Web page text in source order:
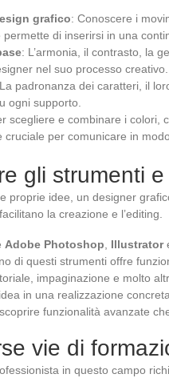
grafico: Conoscere i
di inserirsi in una
: L’armonia, il contrasto, la
nel suo processo creativo.
padronanza dei caratteri, il
ogni supporto.
scegliere e combinare i colori,
cruciale per comunicare in
gli strumenti
proprie idee, un designer
la creazione e l’editing.
Adobe Photoshop Illustrator
di questi strumenti offre
impaginazione e molto
in una realizzazione
funzionalità avanzate
vie di
in questo campo